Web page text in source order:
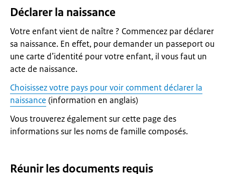
Déclarer la naissance
Votre enfant vient de naître ? Commencez par déclarer
sa naissance. En effet, pour demander un passeport ou
une carte d’identité pour votre enfant, il vous faut un
acte de naissance.
Choisissez votre pays pour voir comment déclarer la
naissance (information en anglais)
Vous trouverez également sur cette page des
informations sur les noms de famille composés.
Réunir les documents requis